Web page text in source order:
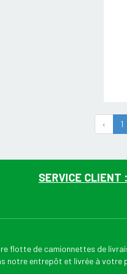
‹ 1
SERVICE CLIENT :
flotte de camionnettes de
notre entrepôt et livrée à